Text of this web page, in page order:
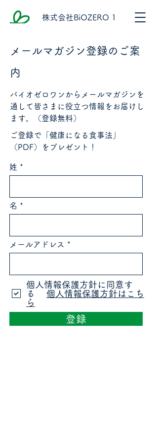
株式会社BiOZERO 1
メールマガジン登録のご案
内
バイオゼロワンからメールマガジンを
通して皆さまに役立つ情報をお届けし
ます。（登録無料）
ご登録で「健康になる食事法」
（PDF）をプレゼント！
姓
名
メールアドレス
個人情報保護方針に同意す
る
個人情報保護方針はこち
ら
登録